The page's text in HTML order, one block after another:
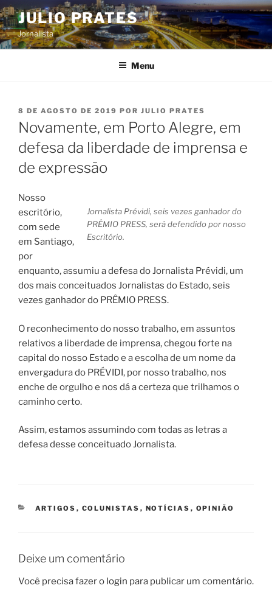
Pular
para
o
conteúdo
JULIO PRATES
Jornalista
Menu
PUBLICADO
EM
8 DE AGOSTO DE 2019 POR JULIO PRATES
Novamente, em Porto Alegre, em
defesa da liberdade de imprensa e
de expressão
Jornalista Prévidi, seis vezes ganhador do
PRÊMIO PRESS, será defendido por nosso
Escritório.
Nosso
escritório,
com sede
em Santiago,
por
enquanto, assumiu a defesa do Jornalista Prévidi, um
dos mais conceituados Jornalistas do Estado, seis
vezes ganhador do PRÊMIO PRESS.
O reconhecimento do nosso trabalho, em assuntos
relativos a liberdade de imprensa, chegou forte na
capital do nosso Estado e a escolha de um nome da
envergadura do PRÉVIDI, por nosso trabalho, nos
enche de orgulho e nos dá a certeza que trilhamos o
caminho certo.
Assim, estamos assumindo com todas as letras a
defesa desse conceituado Jornalista.
CATEGORIAS
ARTIGOS , COLUNISTAS , NOTÍCIAS , OPINIÃO
Deixe um comentário
Você precisa fazer o login para publicar um comentário.